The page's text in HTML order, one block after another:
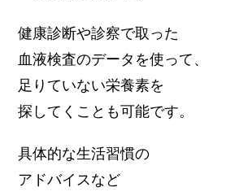
健康診断や診察で取った
血液検査のデータを使って、
足りていない栄養素を
探してくことも可能です。
具体的な生活習慣の
アドバイスなど